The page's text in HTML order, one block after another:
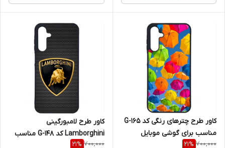
کاور طرح چترهای رنگی کد G-165
مناسب برای گوشی موبایل
سامسونگ Galaxy A16 4G / A16
700,000
21%
کاور طرح لامبورگینی
Lamborghini کد G-148 مناسب
برای گوشی موبایل سامسونگ
700,000
21%